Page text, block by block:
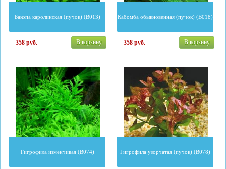
Бакопа каролинская (пучок) (B013)
358руб. В корзину
Кабомба обыкновенная (пучок) (B018)
358руб. В корзину
Гигрофила изменчивая (B074) Гигрофила узорчатая (пучок) (B078)